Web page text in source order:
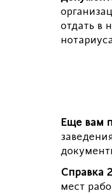
отдать в
Еще вам
Справка
мест